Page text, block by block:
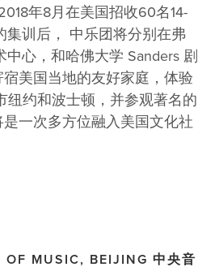
年8月在美国招收60名14-
训后， 中乐团将分别在弗
中心，和哈佛大学 Sanders 剧
美国当地的友好家庭，体验
约和波士顿，并参观著名的
一次多方位融入美国文化社
OF MUSIC, BEIJING 中央音